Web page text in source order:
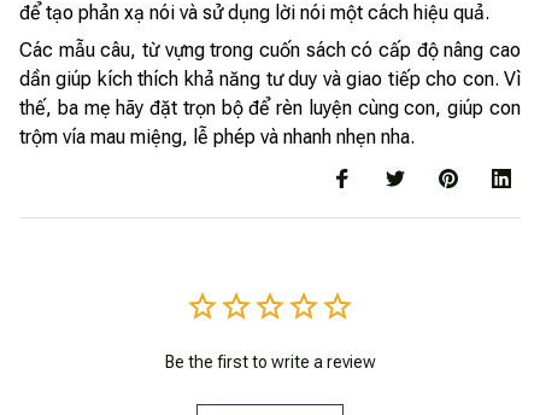
để tạo phản xạ nói và sử dụng lời nói một cách hiệu quả.
Các mẫu câu, từ vựng trong cuốn sách có cấp độ nâng cao
dần giúp kích thích khả năng tư duy và giao tiếp cho con. Vì
thế, ba mẹ hãy đặt trọn bộ để rèn luyện cùng con, giúp con
trộm vía mau miệng, lễ phép và nhanh nhẹn nha.
Be the first to write a review